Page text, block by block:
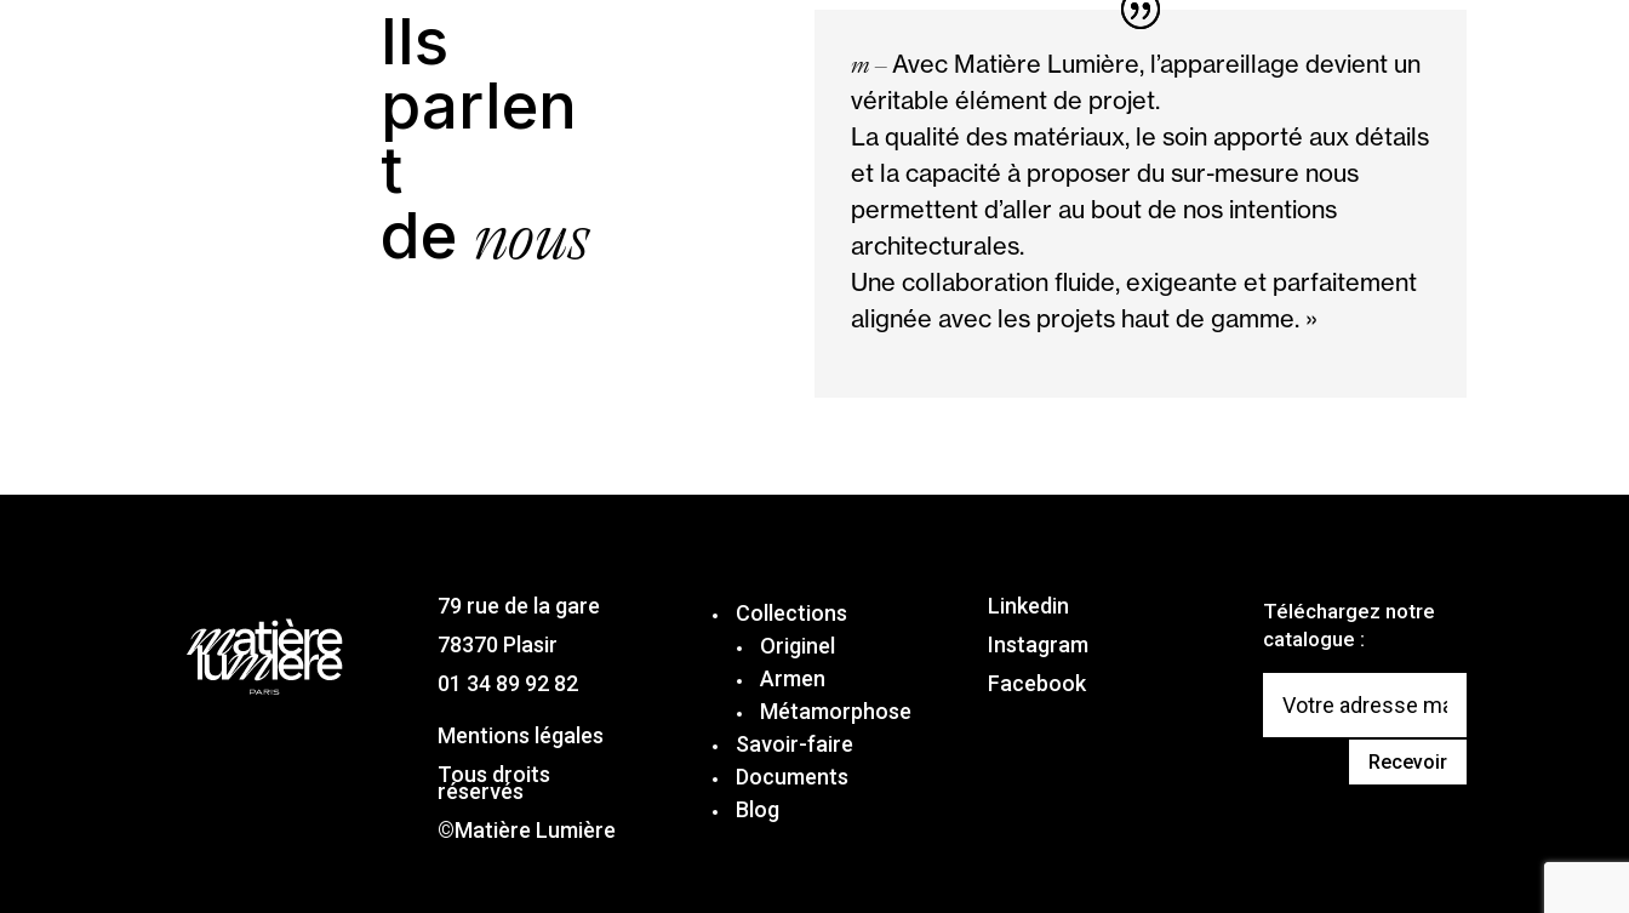
Ils
parlen
t
de nous
m – Avec Matière Lumière, l’appareillage devient un
véritable élément de projet.
La qualité des matériaux, le soin apporté aux détails
et la capacité à proposer du sur-mesure nous
permettent d’aller au bout de nos intentions
architecturales.
Une collaboration fluide, exigeante et parfaitement
alignée avec les projets haut de gamme. »
79 rue de la gare
78370 Plasir
01 34 89 92 82
Mentions légales
Tous droits
réservés
©Matière Lumière
Collections
Originel
Armen
Métamorphose
Savoir-faire
Documents
Blog
Linkedin
Instagram
Facebook
Téléchargez notre
catalogue :
Recevoir